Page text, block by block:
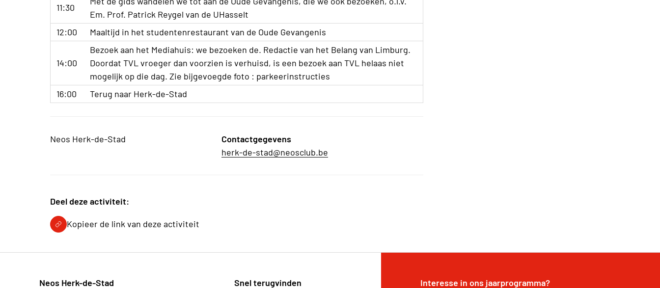
11:30
Em. Prof. Patrick Reygel van de UHasselt
12:00
Maaltijd in het studentenrestaurant van de Oude Gevangenis
14:00
Bezoek aan het Mediahuis: we bezoeken de. Redactie van het Belang van Limburg.
Doordat TVL vroeger dan voorzien is verhuisd, is een bezoek aan TVL helaas niet
mogelijk op die dag. Zie bijgevoegde foto : parkeerinstructies
16:00
Terug naar Herk-de-Stad
Neos Herk-de-Stad
Contactgegevens
herk-de-stad@neosclub.be
Deel deze activiteit:
Kopieer de link van deze activiteit
Neos Herk-de-Stad Snel terugvinden Interesse in ons jaarprogramma?